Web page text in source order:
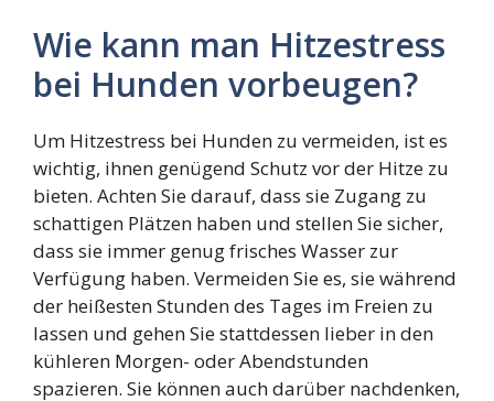
Wie kann man Hitzestress
bei Hunden vorbeugen?
Um Hitzestress bei Hunden zu vermeiden, ist es
wichtig, ihnen genügend Schutz vor der Hitze zu
bieten. Achten Sie darauf, dass sie Zugang zu
schattigen Plätzen haben und stellen Sie sicher,
dass sie immer genug frisches Wasser zur
Verfügung haben. Vermeiden Sie es, sie während
der heißesten Stunden des Tages im Freien zu
lassen und gehen Sie stattdessen lieber in den
kühleren Morgen- oder Abendstunden
spazieren. Sie können auch darüber nachdenken,